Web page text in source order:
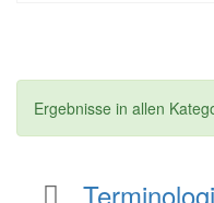
Ergebnisse in allen